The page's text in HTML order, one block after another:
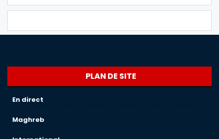
PLAN DE SITE
En direct
Maghreb